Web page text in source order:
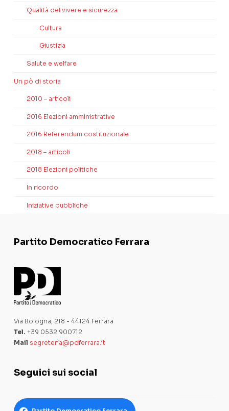
Qualità del vivere e sicurezza
Cultura
Giustizia
Salute e welfare
Un pò di storia
2010 – articoli
2016 Elezioni amministrative
2016 Referendum costituzionale
2018 – articoli
2018 Elezioni politiche
In ricordo
Iniziative pubbliche
Partito Democratico Ferrara
Via Bologna, 218 - 44124 Ferrara
Tel. +39 0532 900712
Mail segreteria@pdferrara.it
Seguici sui social